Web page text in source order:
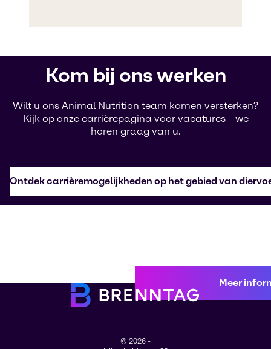
Kom bij ons werken
Wilt u ons Animal Nutrition team komen versterken?
Kijk op onze carrièrepagina voor vacatures – we
horen graag van u.
Ontdek carrièremogelijkheden op het gebied van
Meer
© 2026 -